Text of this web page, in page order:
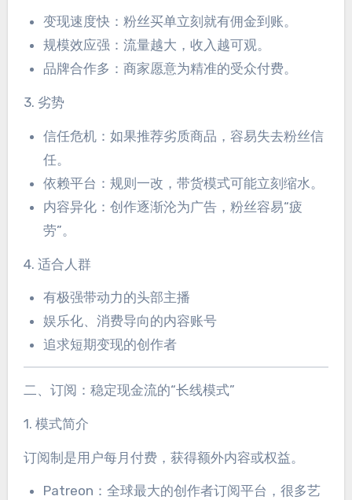
变现速度快：粉丝买单立刻就有佣金到账。
规模效应强：流量越大，收入越可观。
品牌合作多：商家愿意为精准的受众付费。
3. 劣势
信任危机：如果推荐劣质商品，容易失去粉丝信
任。
依赖平台：规则一改，带货模式可能立刻缩水。
内容异化：创作逐渐沦为广告，粉丝容易“疲
劳”。
4. 适合人群
有极强带动力的头部主播
娱乐化、消费导向的内容账号
追求短期变现的创作者
二、订阅：稳定现金流的“长线模式”
1. 模式简介
订阅制是用户每月付费，获得额外内容或权益。
Patreon：全球最大的创作者订阅平台，很多艺